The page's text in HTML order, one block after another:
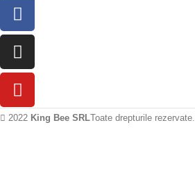
2022 King Bee SRLToate drepturile rezervate.